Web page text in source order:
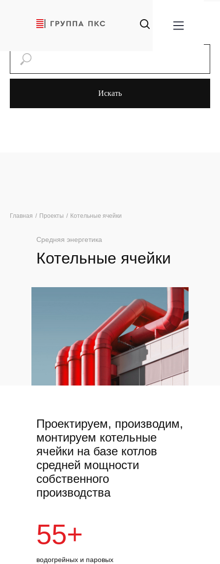
Искать
Главная / Проекты / Котельные ячейки
Котельные ячейки
Средняя энергетика
Проектируем, производим,
монтируем котельные
ячейки на базе котлов
средней мощности
собственного
производства
55+
водогрейных и паровых